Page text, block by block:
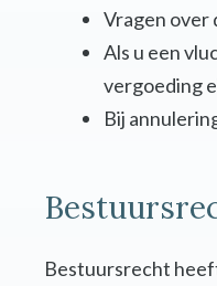
Vragen over
Als u een
vergoeding
Bij
Bestuursrecht